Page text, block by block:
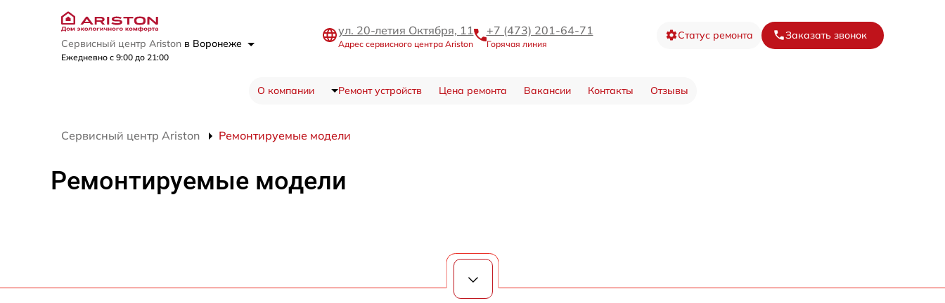
Сервисный центр Ariston в Воронеже
Ежедневно с 9:00 до 21:00
ул. 20-летия Октября, 11
Адрес сервисного центра Ariston
+7 (473) 201-64-71
Горячая линия
Статус ремонта Заказать звонок
О компании Ремонт устройств Цена ремонта Вакансии Контакты Отзывы
Сервисный центр Ariston Ремонтируемые модели
Ремонтируемые модели